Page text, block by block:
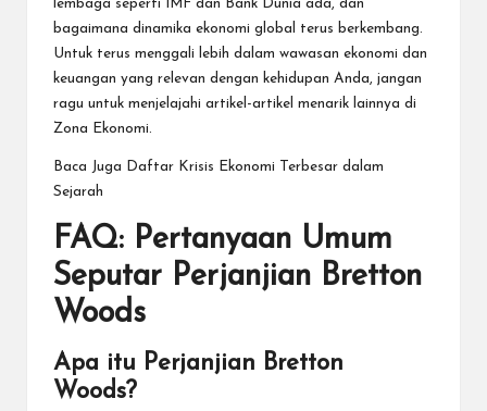
lembaga seperti IMF dan Bank Dunia ada, dan
bagaimana dinamika ekonomi global terus berkembang.
Untuk terus menggali lebih dalam wawasan ekonomi dan
keuangan yang relevan dengan kehidupan Anda, jangan
ragu untuk menjelajahi artikel-artikel menarik lainnya di
Zona Ekonomi.
Baca Juga
Daftar Krisis Ekonomi Terbesar dalam
Sejarah
FAQ: Pertanyaan Umum
Seputar Perjanjian Bretton
Woods
Apa itu Perjanjian Bretton
Woods?